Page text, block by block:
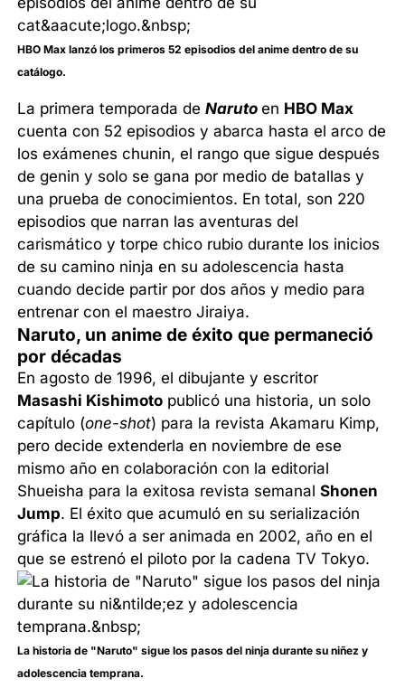
HBO Max lanzó los primeros 52 episodios del anime dentro de su
catálogo.
La primera temporada deNarutoen HBO Max
cuenta con 52 episodios y abarca hasta el arco de
los exámenes chunin, el rango que sigue después
de genin y solo se gana por medio de batallas y
una prueba de conocimientos. En total, son 220
episodios que narran las aventuras del
carismático y torpe chico rubio durante los inicios
de su camino ninja en su adolescencia hasta
cuando decide partir por dos años y medio para
entrenar con el maestro Jiraiya.
Naruto, un anime de éxito que permaneció
por décadas
En agosto de 1996, el dibujante y escritor
Masashi Kishimoto publicó una historia, un solo
capítulo (one-shot) para la revista Akamaru Kimp,
pero decide extenderla en noviembre de ese
mismo año en colaboración con la editorial
Shueisha para la exitosa revista semanalShonen
Jump. El éxito que acumuló en su serialización
gráfica la llevó a ser animada en 2002, año en el
que se estrenó el piloto por la cadena TV Tokyo.
La historia de "Naruto" sigue los pasos del ninja durante su niñez y
adolescencia temprana.